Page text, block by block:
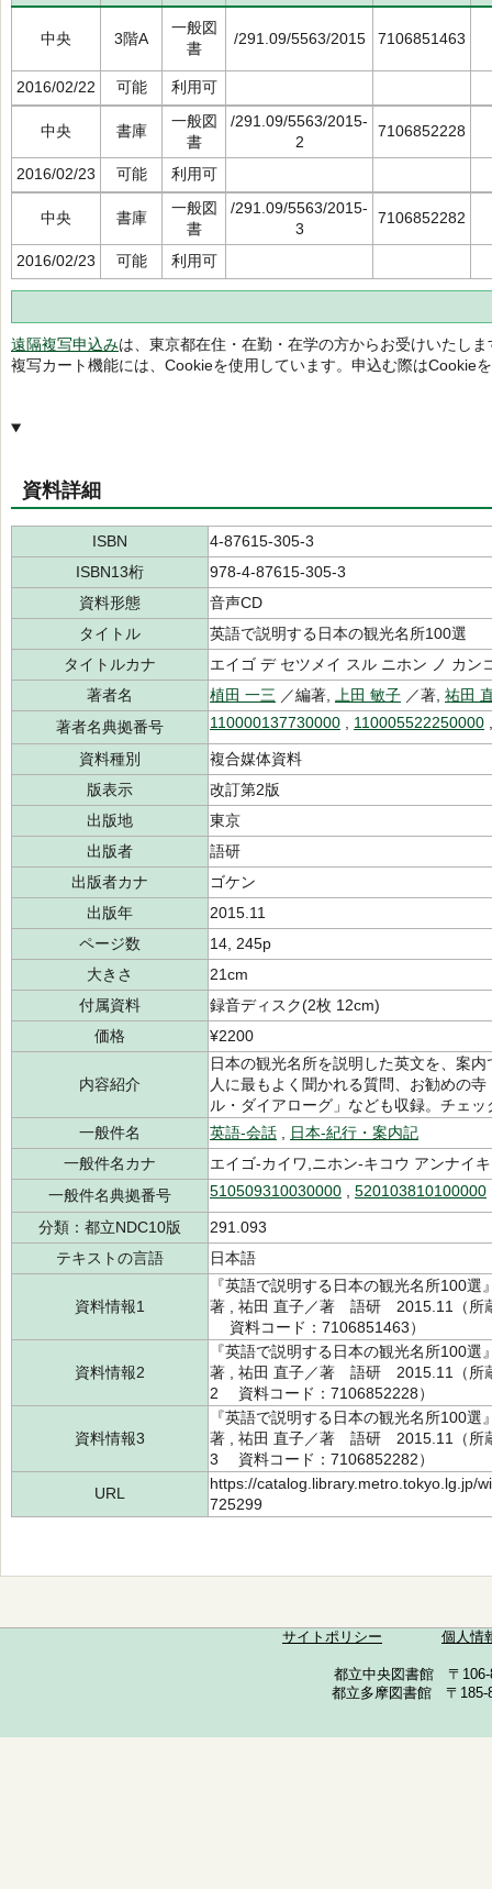
中央 3階A
一般図
書
/291.09/5563/2015 7106851463
2016/02/22 可能 利用可
中央 書庫
一般図
書
/291.09/5563/2015-
2
7106852228
2016/02/23 可能 利用可
中央 書庫
一般図
書
/291.09/5563/2015-
3
7106852282
2016/02/23 可能 利用可
遠隔複写申込みは、東京都在住・在勤・在学の方からお受けいたしま
複写カート機能には、Cookieを使用しています。申込む際はCookie
資料詳細
ISBN
4-87615-305-3
ISBN13桁
978-4-87615-305-3
資料形態
音声CD
タイトル
英語で説明する日本の観光名所100選
タイトルカナ
エイゴ デ セツメイ スル ニホン ノ カン
著者名
植田 一三 ／編著, 上田 敏子 ／著, 祐田
著者名典拠番号
110000137730000 110005522250000
資料種別
複合媒体資料
版表示
改訂第2版
出版地
東京
出版者
語研
出版者カナ
ゴケン
出版年
2015.11
ページ数
14, 245p
大きさ
21cm
付属資料
録音ディスク(2枚 12cm)
価格
¥2200
内容紹介
日本の観光名所を説明した英文を、案
人に最もよく聞かれる質問、お勧めの
ル・ダイアローグ」なども収録。チェ
一般件名
英語-会話
日本-紀行・案内記
一般件名カナ
エイゴ-カイワ,ニホン-キコウ アンナイキ
一般件名典拠番号
510509310030000 520103810100000
分類：都立NDC10版
291.093
テキストの言語
日本語
資料情報1
『英語で説明する日本の観光名所100
著 , 祐田 直子／著 語研 2015.11（所
資料コード：7106851463）
資料情報2
『英語で説明する日本の観光名所100
著 , 祐田 直子／著 語研 2015.11（所
2 資料コード：7106852228）
資料情報3
『英語で説明する日本の観光名所100
著 , 祐田 直子／著 語研 2015.11（所
3 資料コード：7106852282）
URL
https://catalog.library.metro.tokyo.lg.jp/
725299
サイトポリシー 個人情
都立中央図書館 〒
都立多摩図書館 〒185-